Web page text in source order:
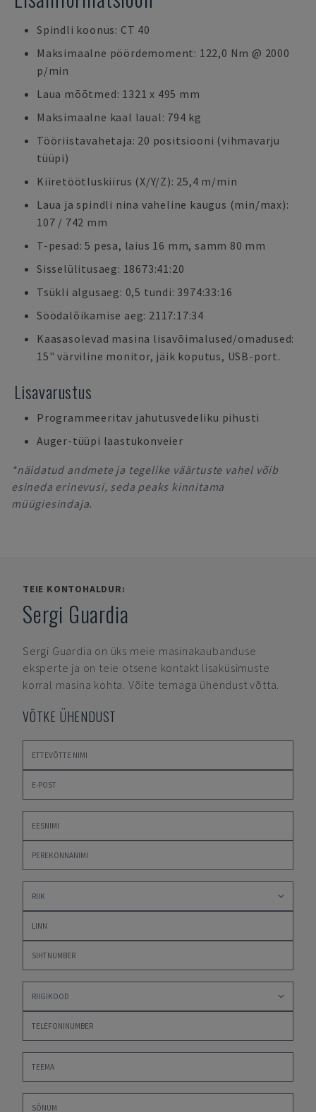
Spindli koonus: CT 40
Maksimaalne pöördemoment: 122,0 Nm @ 2000
p/min
Laua mõõtmed: 1321 x 495 mm
Maksimaalne kaal laual: 794 kg
Tööriistavahetaja: 20 positsiooni (vihmavarju
tüüpi)
Kiiretöötluskiirus (X/Y/Z): 25,4 m/min
Laua ja spindli nina vaheline kaugus (min/max):
107 / 742 mm
T-pesad: 5 pesa, laius 16 mm, samm 80 mm
Sisselülitusaeg: 18673:41:20
Tsükli algusaeg: 0,5 tundi: 3974:33:16
Söödalõikamise aeg: 2117:17:34
Kaasasolevad masina lisavõimalused/omadused:
15" värviline monitor, jäik koputus, USB-port.
Lisavarustus
Programmeeritav jahutusvedeliku pihusti
Auger-tüüpi laastukonveier
*näidatud andmete ja tegelike väärtuste vahel võib
esineda erinevusi, seda peaks kinnitama
müügiesindaja.
TEIE KONTOHALDUR:
Sergi Guardia
Sergi Guardia on üks meie masinakaubanduse
eksperte ja on teie otsene kontakt lisaküsimuste
korral masina kohta. Võite temaga ühendust võtta.
VÕTKE ÜHENDUST